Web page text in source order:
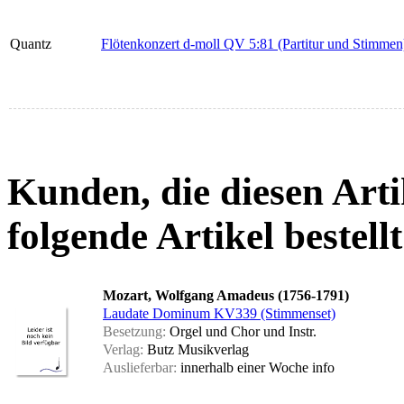
Quantz Flötenkonzert d-moll QV 5:81 (Partitur und
Kunden, die diesen
folgende Artikel
Mozart, Wolfgang Amadeus (1756-1791)
Laudate Dominum KV339 (Stimmenset)
Besetzung: Orgel und Chor und Instr.
Verlag: Butz Musikverlag
Auslieferbar: innerhalb einer Woche info